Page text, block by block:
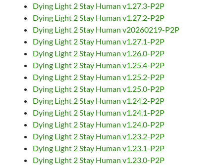
Dying Light 2 Stay Human v1.27.3-P2P
Dying Light 2 Stay Human v1.27.2-P2P
Dying Light 2 Stay Human v20260219-P2P
Dying Light 2 Stay Human v1.27.1-P2P
Dying Light 2 Stay Human v1.26.0-P2P
Dying Light 2 Stay Human v1.25.4-P2P
Dying Light 2 Stay Human v1.25.2-P2P
Dying Light 2 Stay Human v1.25.0-P2P
Dying Light 2 Stay Human v1.24.2-P2P
Dying Light 2 Stay Human v1.24.1-P2P
Dying Light 2 Stay Human v1.24.0-P2P
Dying Light 2 Stay Human v1.23.2-P2P
Dying Light 2 Stay Human v1.23.1-P2P
Dying Light 2 Stay Human v1.23.0-P2P